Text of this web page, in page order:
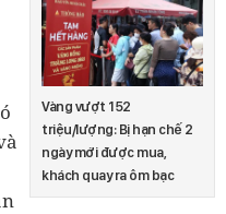
Vàng vượt 152
triệu/lượng: Bị hạn chế 2
ngày mới được mua,
khách quay ra ôm bạc